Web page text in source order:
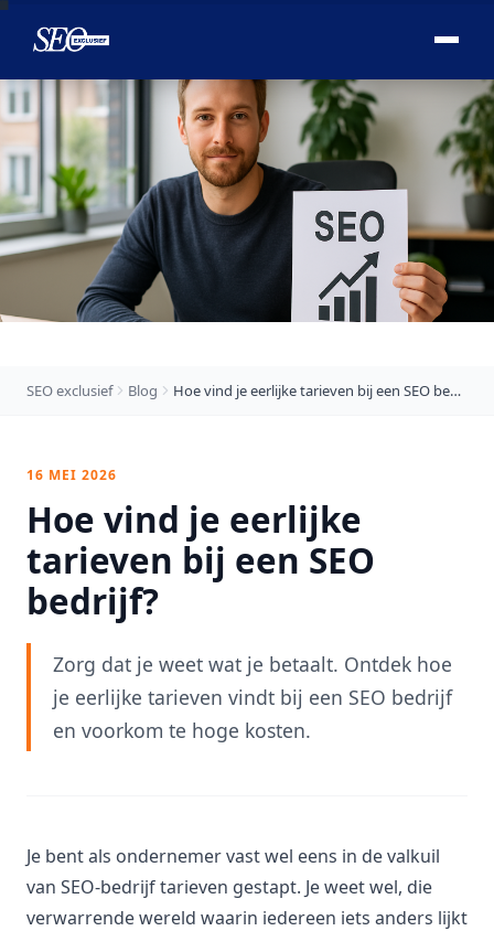
SEO exclusief Blog Hoe vind je eerlijke tarieven bij een SEO bedrijf?
16 MEI 2026
Hoe vind je eerlijke
tarieven bij een SEO
bedrijf?
Zorg dat je weet wat je betaalt. Ontdek hoe
je eerlijke tarieven vindt bij een SEO bedrijf
en voorkom te hoge kosten.
Je bent als ondernemer vast wel eens in de valkuil
van SEO-bedrijf tarieven gestapt. Je weet wel, die
verwarrende wereld waarin iedereen iets anders lijkt